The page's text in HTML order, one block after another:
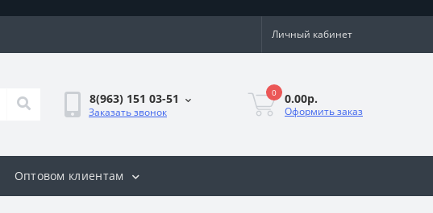
Личный кабинет
8(963) 151 03-51
Заказать звонок
0 0.00р.
Оформить заказ
Оптовом клиентам